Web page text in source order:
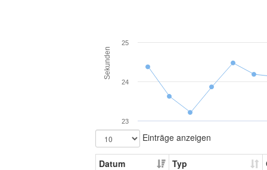
Sekunden
23
24
25
Einträge anzeigen
Datum Typ